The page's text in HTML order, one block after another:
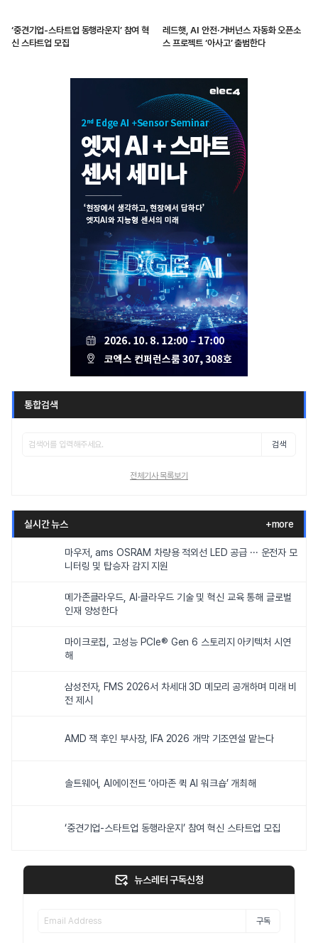
‘중견기업-스타트업 동행라운지’ 참여 혁
신 스타트업 모집
레드햇, AI 안전·거버넌스 자동화 오픈소
스 프로젝트 ‘아사고’ 출범한다
통합검색
검색
전체기사 목록보기
실시간 뉴스 +more
마우저, ams OSRAM 차량용 적외선 LED 공급 ··· 운전자 모
니터링 및 탑승자 감지 지원
메가존클라우드, AI·클라우드 기술 및 혁신 교육 통해 글로벌
인재 양성한다
마이크로칩, 고성능 PCIe® Gen 6 스토리지 아키텍처 시연
해
삼성전자, FMS 2026서 차세대 3D 메모리 공개하며 미래 비
전 제시
AMD 잭 후인 부사장, IFA 2026 개막 기조연설 맡는다
솔트웨어, AI에이전트 ‘아마존 퀵 AI 워크숍’ 개최해
‘중견기업-스타트업 동행라운지’ 참여 혁신 스타트업 모집
뉴스레터 구독신청
구독